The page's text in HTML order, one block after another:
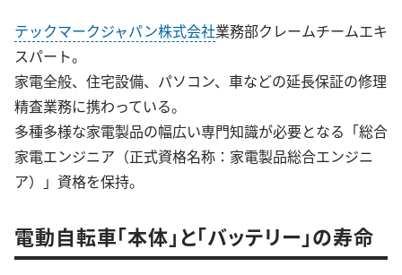
テックマークジャパン株式会社業務部クレームチームエキ
スパート。
家電全般、住宅設備、パソコン、車などの延長保証の修理
精査業務に携わっている。
多種多様な家電製品の幅広い専門知識が必要となる「総合
家電エンジニア（正式資格名称：家電製品総合エンジニ
ア）」資格を保持。
電動自転車「本体」と「バッテリー」の寿命